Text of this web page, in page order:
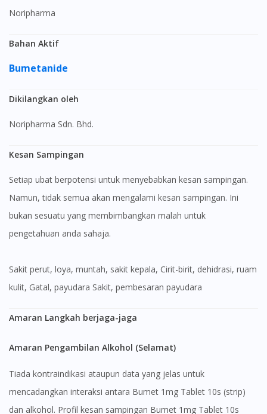
Noripharma
Bahan Aktif
Bumetanide
Dikilangkan oleh
Noripharma Sdn. Bhd.
Kesan Sampingan
Setiap ubat berpotensi untuk menyebabkan kesan sampingan.
Namun, tidak semua akan mengalami kesan sampingan. Ini
bukan sesuatu yang membimbangkan malah untuk
pengetahuan anda sahaja.
sakit perut, loya, muntah, sakit kepala, Cirit-birit, dehidrasi, ruam
kulit, Gatal, payudara Sakit, pembesaran payudara
Amaran Langkah berjaga-jaga
Amaran Pengambilan Alkohol (Selamat)
Tiada kontraindikasi ataupun data yang jelas untuk
mencadangkan interaksi antara Bumet 1mg Tablet 10s (strip)
dan alkohol. Profil kesan sampingan Bumet 1mg Tablet 10s